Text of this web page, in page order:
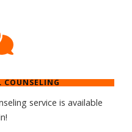
COUNSELING
service is available